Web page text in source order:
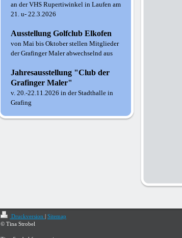
an der VHS Rupertiwinkel in Laufen am
21. u- 22.3.2026
Ausstellung Golfclub Elkofen
von Mai bis Oktober stellen Mitglieder
der Grafinger Maler abwechselnd aus
Jahresausstellung "Club der
Grafinger Maler"
v. 20.-22.11.2026 in der Stadthalle in
Grafing
Druckversion | Sitemap
© Tina Strobel